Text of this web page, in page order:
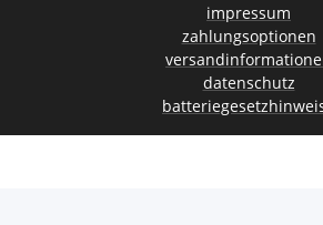
impressum
zahlungsoptionen
datenschutz